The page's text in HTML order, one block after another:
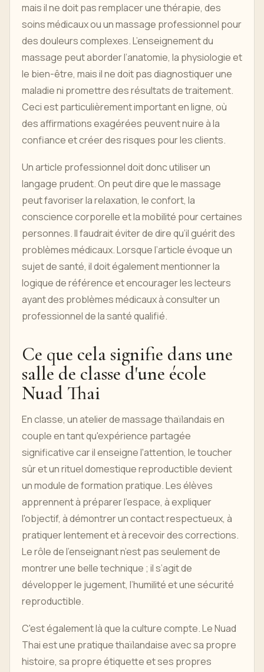
mais il ne doit pas remplacer une thérapie, des
soins médicaux ou un massage professionnel pour
des douleurs complexes. L’enseignement du
massage peut aborder l’anatomie, la physiologie et
le bien-être, mais il ne doit pas diagnostiquer une
maladie ni promettre des résultats de traitement.
Ceci est particulièrement important en ligne, où
des affirmations exagérées peuvent nuire à la
confiance et créer des risques pour les clients.
Un article professionnel doit donc utiliser un
langage prudent. On peut dire que le massage
peut favoriser la relaxation, le confort, la
conscience corporelle et la mobilité pour certaines
personnes. Il faudrait éviter de dire qu’il guérit des
problèmes médicaux. Lorsque l’article évoque un
sujet de santé, il doit également mentionner la
logique de référence et encourager les lecteurs
ayant des problèmes médicaux à consulter un
professionnel de la santé qualifié.
Ce que cela signifie dans une
salle de classe d'une école
Nuad Thai
En classe, un atelier de massage thaïlandais en
couple en tant qu'expérience partagée
significative car il enseigne l'attention, le toucher
sûr et un rituel domestique reproductible devient
un module de formation pratique. Les élèves
apprennent à préparer l'espace, à expliquer
l'objectif, à démontrer un contact respectueux, à
pratiquer lentement et à recevoir des corrections.
Le rôle de l’enseignant n’est pas seulement de
montrer une belle technique ; il s’agit de
développer le jugement, l’humilité et une sécurité
reproductible.
C'est également là que la culture compte. Le Nuad
Thai est une pratique thaïlandaise avec sa propre
histoire, sa propre étiquette et ses propres